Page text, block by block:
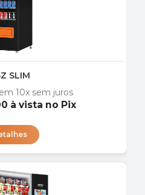
SLIM
em 10x sem juros
à vista no Pix